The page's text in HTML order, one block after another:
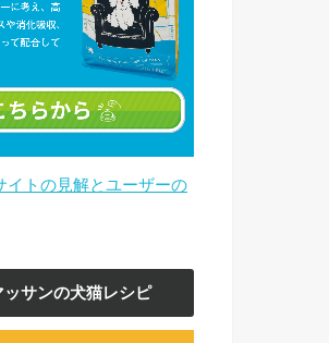
イトの見解とユーザーの
サンの犬猫レシピ